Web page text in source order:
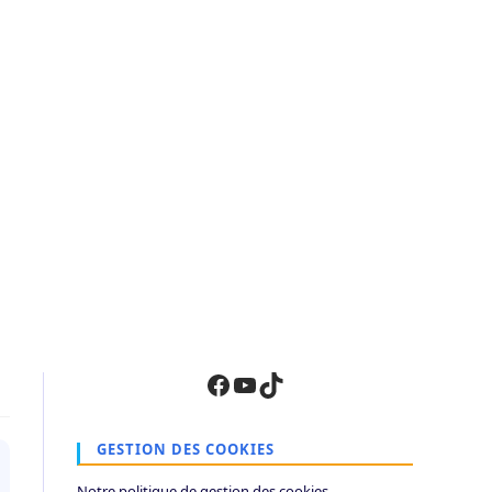
Facebook
YouTube
TikTok
GESTION DES COOKIES